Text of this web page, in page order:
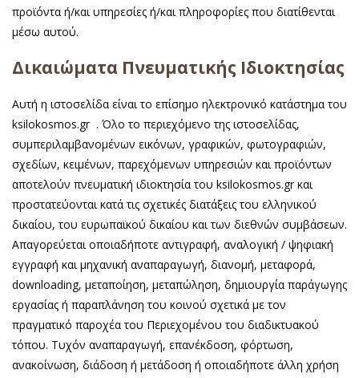
προϊόντα ή/και υπηρεσίες ή/και πληροφορίες που διατίθενται
μέσω αυτού.
Δικαιώματα Πνευματικής Ιδιοκτησίας
Αυτή η ιστοσελίδα είναι το επίσημο ηλεκτρονικό κατάστημα του
ksilokosmos.gr . Όλο το περιεχόμενο της ιστοσελίδας,
συμπεριλαμβανομένων εικόνων, γραφικών, φωτογραφιών,
σχεδίων, κειμένων, παρεχόμενων υπηρεσιών και προϊόντων
αποτελούν πνευματική ιδιοκτησία του ksilokosmos.gr και
προστατεύονται κατά τις σχετικές διατάξεις του ελληνικού
δικαίου, του ευρωπαϊκού δικαίου και των διεθνών συμβάσεων.
Απαγορεύεται οποιαδήποτε αντιγραφή, αναλογική / ψηφιακή
εγγραφή και μηχανική αναπαραγωγή, διανομή, μεταφορά,
downloading, μεταποίηση, μεταπώληση, δημιουργία παράγωγης
εργασίας ή παραπλάνηση του κοινού σχετικά με τον
πραγματικό παροχέα του Περιεχομένου του διαδικτυακού
τόπου. Τυχόν αναπαραγωγή, επανέκδοση, φόρτωση,
ανακοίνωση, διάδοση ή μετάδοση ή οποιαδήποτε άλλη χρήση